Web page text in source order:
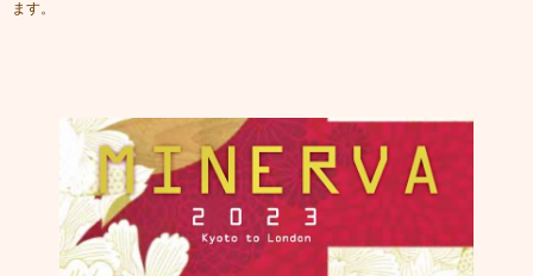
ます。